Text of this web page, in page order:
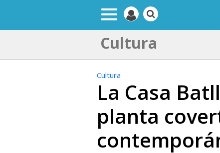
Cultura
Cultura
La Casa
planta